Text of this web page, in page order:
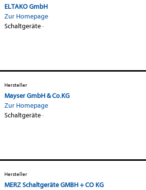
ELTAKO GmbH
Zur Homepage
Schaltgeräte·
Hersteller
Mayser GmbH & Co.KG
Zur Homepage
Schaltgeräte·
Hersteller
MERZ Schaltgeräte GMBH + CO KG